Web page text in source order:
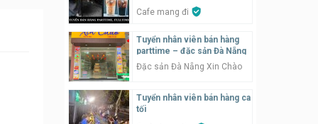
Cafe mang đi
Tuyển nhân viên bán hàng
parttime – đặc sản Đà Nẵng
Đặc sản Đà Nẵng Xin Chào
Tuyển nhân viên bán hàng ca
tối